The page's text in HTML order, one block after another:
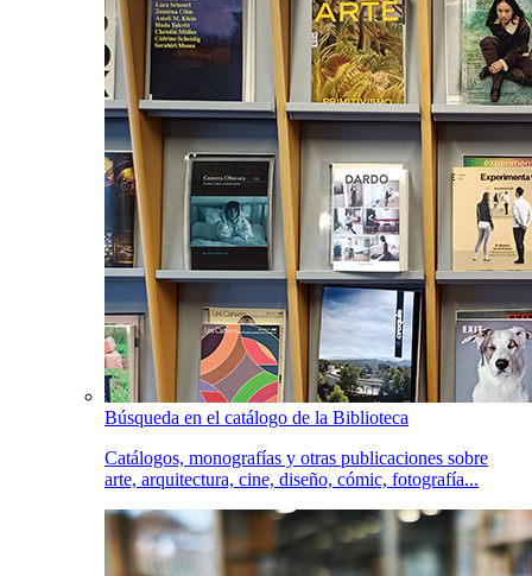
Búsqueda en el catálogo de la Biblioteca
Catálogos, monografías y otras publicaciones sobre
arte, arquitectura, cine, diseño, cómic, fotografía...